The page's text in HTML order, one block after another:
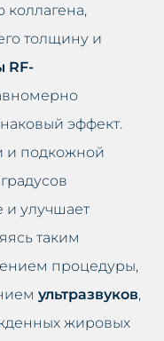
коллагена,
толщину и
RF-
эффект.
и подкожной
улучшает
таким
процедуры,
ультразвуков,
жировых